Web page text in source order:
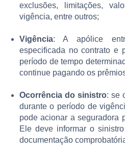
exclusões, limitações,
vigência, entre outros;
Vigência: A apólice
especificada no contrato e
período de tempo
continue pagando os
Ocorrência do sinistro: se
durante o período de
pode acionar a seguradora
Ele deve informar o
documentação